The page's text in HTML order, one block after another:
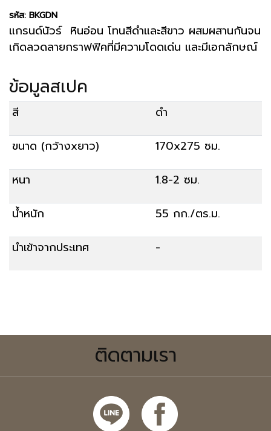
รหัส: BKGDN
แกรนด์นัวร์ หินอ่อน โทนสีดำและสีขาว ผสมผสานกันจน
เกิดลวดลายกราฟฟิคที่มีความโดดเด่น และมีเอกลักษณ์
ข้อมูลสเปค
สี
ดำ
ขนาด (กว้างxยาว)
170x275 ซม.
หนา
1.8-2 ซม.
น้ำหนัก
55 กก./ตร.ม.
นำเข้าจากประเทศ
-
ติดตามเรา